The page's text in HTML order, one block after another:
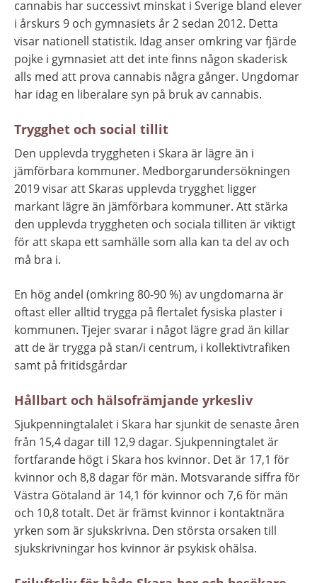
cannabis har successivt minskat i Sverige bland elever
i årskurs 9 och gymnasiets år 2 sedan 2012. Detta
visar nationell statistik. Idag anser omkring var fjärde
pojke i gymnasiet att det inte finns någon skaderisk
alls med att prova cannabis några gånger. Ungdomar
har idag en liberalare syn på bruk av cannabis.
Trygghet och social tillit
Den upplevda tryggheten i Skara är lägre än i
jämförbara kommuner. Medborgarundersökningen
2019 visar att Skaras upplevda trygghet ligger
markant lägre än jämförbara kommuner. Att stärka
den upplevda tryggheten och sociala tilliten är viktigt
för att skapa ett samhälle som alla kan ta del av och
må bra i.
En hög andel (omkring 80-90 %) av ungdomarna är
oftast eller alltid trygga på flertalet fysiska plaster i
kommunen. Tjejer svarar i något lägre grad än killar
att de är trygga på stan/i centrum, i kollektivtrafiken
samt på fritidsgårdar
Hållbart och hälsofrämjande yrkesliv
Sjukpenningtalalet i Skara har sjunkit de senaste åren
från 15,4 dagar till 12,9 dagar. Sjukpenningtalet är
fortfarande högt i Skara hos kvinnor. Det är 17,1 för
kvinnor och 8,8 dagar för män. Motsvarande siffra för
Västra Götaland är 14,1 för kvinnor och 7,6 för män
och 10,8 totalt. Det är främst kvinnor i kontaktnära
yrken som är sjukskrivna. Den största orsaken till
sjukskrivningar hos kvinnor är psykisk ohälsa.